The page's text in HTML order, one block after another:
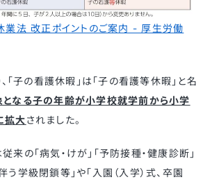
業法 改正ポイントのご案内 - 厚生労働
「子の看護休暇」は「子の看護等休暇」と名
となる子の年齢が小学校就学前から小学
拡大されました。
来の「病気・けが」「予防接種・健康診断」
う学級閉鎖等」や「入園（入学）式、卒園